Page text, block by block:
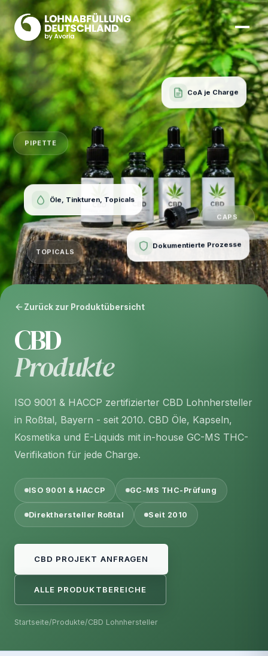
Zurück zur Produktübersicht
CBD
Produkte
ISO 9001 & HACCP zertifizierter CBD Lohnhersteller
in Roßtal, Bayern - seit 2010. CBD Öle, Kapseln,
Kosmetika und E-Liquids mit in-house GC-MS THC-
Verifikation für jede Charge.
ISO 9001 & HACCP GC-MS THC-Prüfung
Direkthersteller Roßtal Seit 2010
CBD PROJEKT ANFRAGEN
ALLE PRODUKTBEREICHE
CoA je Charge
Öle, Tinkturen, Topicals
Dokumentierte Prozesse
PIPETTE
CAPS
TOPICALS
Startseite/Produkte/CBD Lohnhersteller